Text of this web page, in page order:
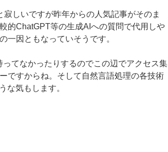
しいですが昨年からの人気記事がそのま
的ChatGPT等の生成AIへの質問で代用しや
一因ともなっていそうです。
てなかったりするのでこの辺でアクセス集
ですからね。そして自然言語処理の各技術
な気もします。